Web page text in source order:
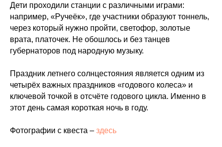
Дети проходили станции с различными играми:
например, «Ручеёк», где участники образуют тоннель,
через который нужно пройти, светофор, золотые
врата, платочек. Не обошлось и без танцев
губернаторов под народную музыку.
Праздник летнего солнцестояния является одним из
четырёх важных праздников «годового колеса» и
ключевой точкой в отсчёте годового цикла. Именно в
этот день самая короткая ночь в году.
Фотографии с квеста – здесь